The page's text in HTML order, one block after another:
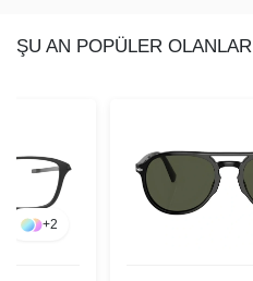
ŞU AN POPÜLER OLANLAR
+2